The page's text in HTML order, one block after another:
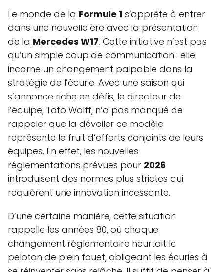
Le monde de la Formule 1 s’apprête à entrer
dans une nouvelle ère avec la présentation
de la Mercedes W17. Cette initiative n’est pas
qu’un simple coup de communication : elle
incarne un changement palpable dans la
stratégie de l’écurie. Avec une saison qui
s’annonce riche en défis, le directeur de
l’équipe, Toto Wolff, n’a pas manqué de
rappeler que la dévoiler ce modèle
représente le fruit d’efforts conjoints de leurs
équipes. En effet, les nouvelles
réglementations prévues pour 2026
introduisent des normes plus strictes qui
requièrent une innovation incessante.
D’une certaine manière, cette situation
rappelle les années 80, où chaque
changement réglementaire heurtait le
peloton de plein fouet, obligeant les écuries à